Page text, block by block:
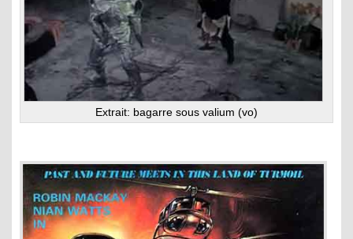
Extrait: bagarre sous valium (vo)